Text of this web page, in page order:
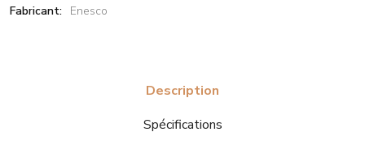
Fabricant: Enesco
Description
Spécifications